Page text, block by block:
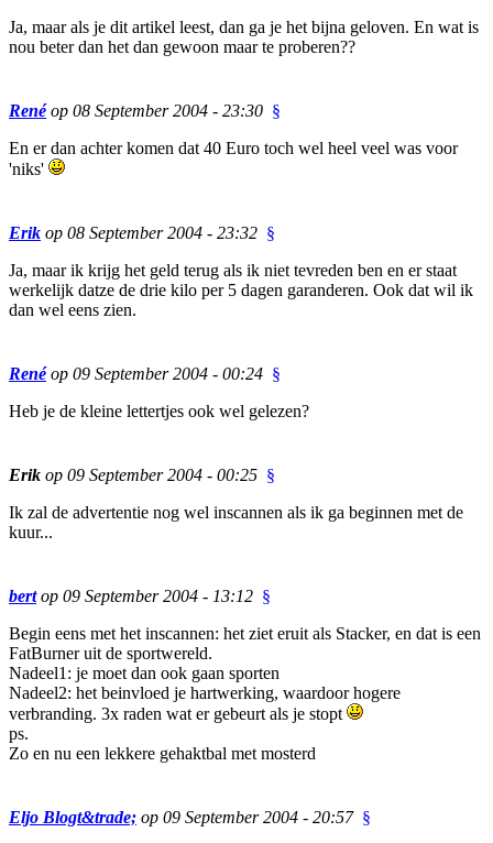
Ja, maar als je dit artikel leest, dan ga je het bijna geloven. En wat is
nou beter dan het dan gewoon maar te proberen??
René op 08 September 2004 - 23:30 §
En er dan achter komen dat 40 Euro toch wel heel veel was voor
'niks'
Erik op 08 September 2004 - 23:32 §
Ja, maar ik krijg het geld terug als ik niet tevreden ben en er staat
werkelijk datze de drie kilo per 5 dagen garanderen. Ook dat wil ik
dan wel eens zien.
René op 09 September 2004 - 00:24 §
Heb je de kleine lettertjes ook wel gelezen?
Erik op 09 September 2004 - 00:25 §
Ik zal de advertentie nog wel inscannen als ik ga beginnen met de
kuur...
bert op 09 September 2004 - 13:12 §
Begin eens met het inscannen: het ziet eruit als Stacker, en dat is een
FatBurner uit de sportwereld.
Nadeel1: je moet dan ook gaan sporten
Nadeel2: het beinvloed je hartwerking, waardoor hogere
verbranding. 3x raden wat er gebeurt als je stopt
ps.
Zo en nu een lekkere gehaktbal met mosterd
Eljo Blogt&trade; op 09 September 2004 - 20:57 §